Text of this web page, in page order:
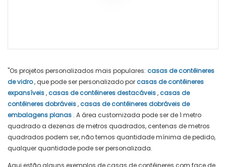
"Os projetos personalizados mais populares: casas de contêineres
de vidro, que pode ser personalizado porcasas de contêineres
expansíveis,casas de contêineres destacáveis,casas de
contêineres dobráveis,casas de contêineres dobráveis ​​de
embalagens planas . A área customizada pode ser de 1 metro
quadrado a dezenas de metros quadrados, centenas de metros
quadrados podem ser, não temos quantidade mínima de pedido,
qualquer quantidade pode ser personalizada.